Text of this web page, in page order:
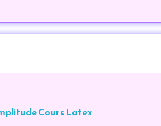
Cours Latex